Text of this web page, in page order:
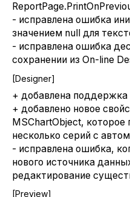
- исправлена ошибка
значением null для
- исправлена ошибка
сохранении из On-line
[Designer]
+ добавлена
+ добавлено новое
MSChartObject, которое
несколько серий с
- исправлена ошибка,
нового источника
редактирование
[Preview]